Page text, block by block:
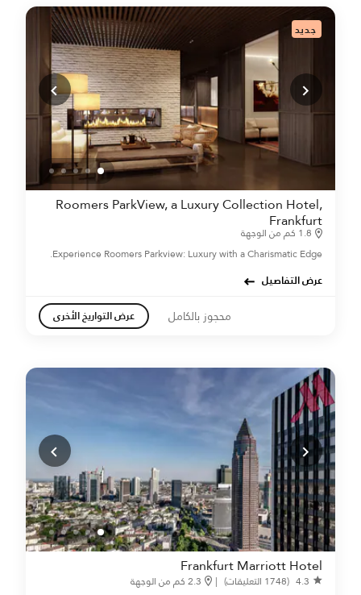
جديد
Roomers ParkView, a Luxury Collection Hotel,
Frankfurt
1.8 كم من الوجهة
Experience Roomers Parkview: Luxury with a Charismatic Edge.
عرض التفاصيل
محجوز بالكامل عرض التواريخ الأخرى
Frankfurt Marriott Hotel
4.3 (1748 التعليقات) |
2.3 كم من الوجهة